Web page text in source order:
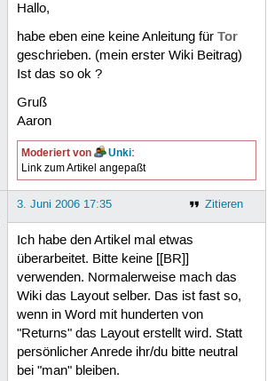
Hallo,
habe eben eine keine Anleitung für Tor
geschrieben. (mein erster Wiki Beitrag)
Ist das so ok ?
Gruß
Aaron
Moderiert von Unki:
Link zum Artikel angepaßt
Zitieren
3. Juni 2006 17:35
Ich habe den Artikel mal etwas
überarbeitet. Bitte keine [[BR]]
verwenden. Normalerweise mach das
Wiki das Layout selber. Das ist fast so,
wenn in Word mit hunderten von
"Returns" das Layout erstellt wird. Statt
persönlicher Anrede ihr/du bitte neutral
bei "man" bleiben.